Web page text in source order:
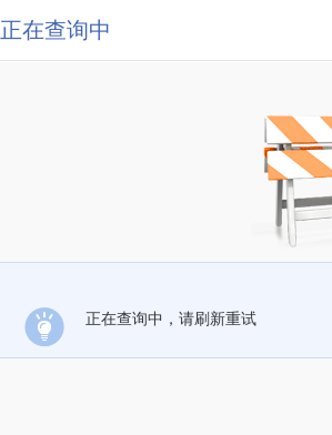
正在查询中
正在查询中，请刷新重试